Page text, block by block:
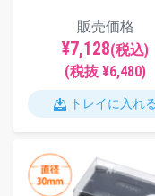
販売価格
¥7,128(税込)
(税抜 ¥6,480)
トレイに入れる